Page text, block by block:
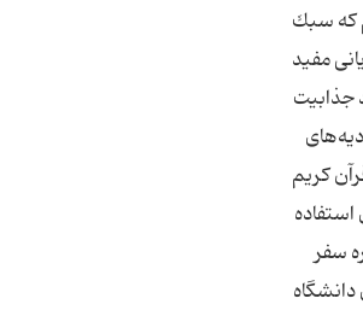
كه سبك
مفید
جذابیت
كریم
سفر